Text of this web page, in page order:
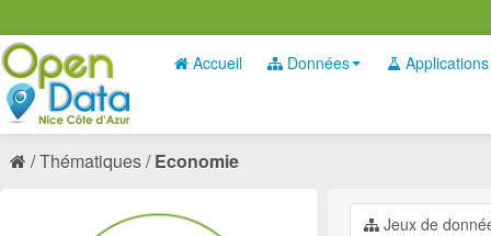
Accueil Données Applications
Thématiques Economie
Jeux de